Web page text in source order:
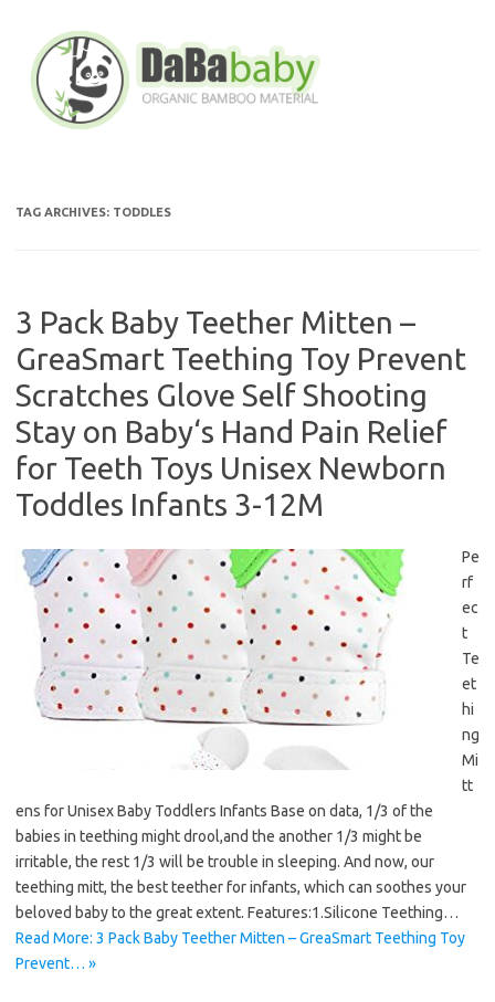
content
TAG ARCHIVES: TODDLES
3 Pack Baby Teether Mitten –
GreaSmart Teething Toy Prevent
Scratches Glove Self Shooting
Stay on Baby‘s Hand Pain Relief
for Teeth Toys Unisex Newborn
Toddles Infants 3-12M
Pe
rf
ec
t
Te
et
hi
ng
Mi
tt
ens for Unisex Baby Toddlers Infants Base on data, 1/3 of the
babies in teething might drool,and the another 1/3 might be
irritable, the rest 1/3 will be trouble in sleeping. And now, our
teething mitt, the best teether for infants, which can soothes your
beloved baby to the great extent. Features:1.Silicone Teething…
Read More: 3 Pack Baby Teether Mitten – GreaSmart Teething Toy
Prevent… »